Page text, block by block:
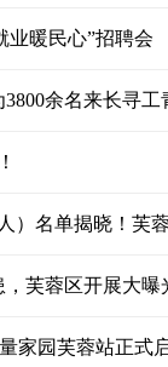
业暖民心”招聘会
余名来长寻
）名单揭晓！芙
芙蓉区开展大曝
家园芙蓉站正式